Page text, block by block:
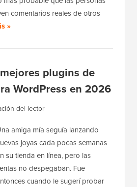
comentarios reales de otros
»
plugins de
WordPress en 2026
del lector
amiga mía seguía lanzando
joyas cada pocas semanas
su tienda en línea, pero las
no despegaban. Fue
cuando le sugerí probar